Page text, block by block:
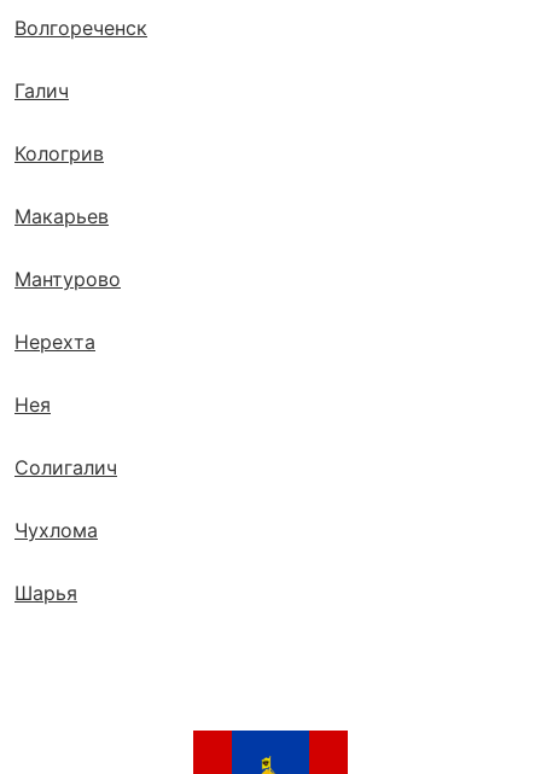
Волгореченск
Галич
Кологрив
Макарьев
Мантурово
Нерехта
Нея
Солигалич
Чухлома
Шарья